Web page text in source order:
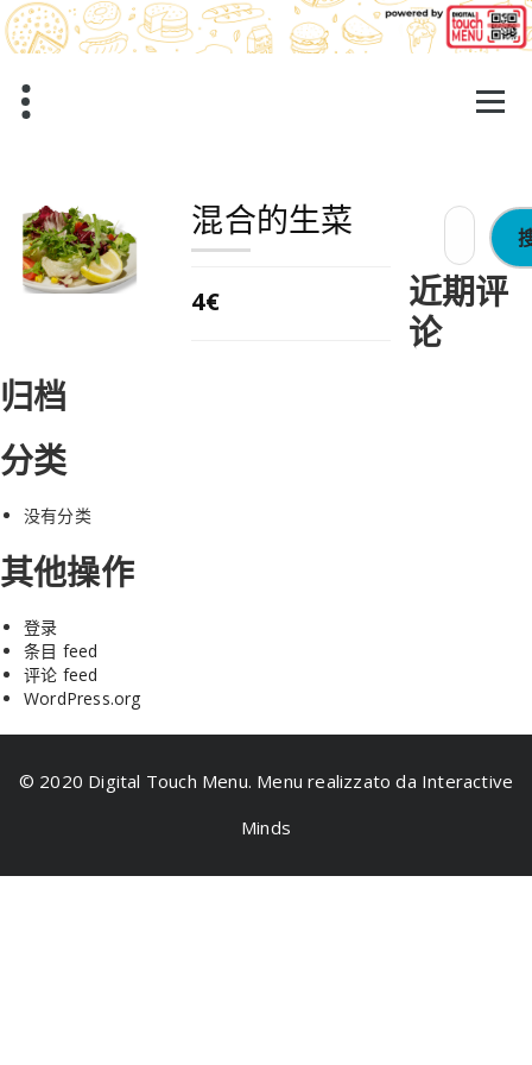
跳
至
正
混合的生菜
4€
搜
近期评
论
归档
分类
没有分类
其他操作
登录
条目 feed
评论 feed
WordPress.org
© 2020 Digital Touch Menu. Menu realizzato da Interactive
Minds